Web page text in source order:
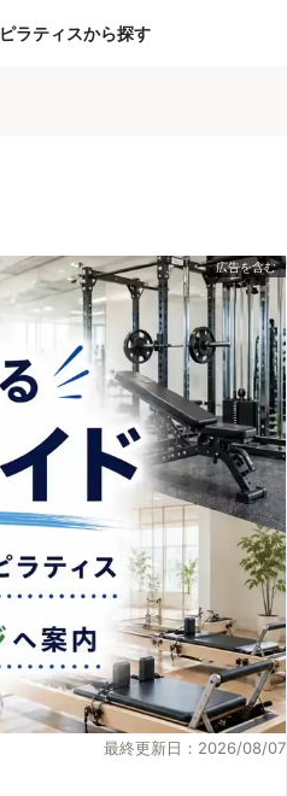
ピラティスから探す
最終更新日：2026/08/07